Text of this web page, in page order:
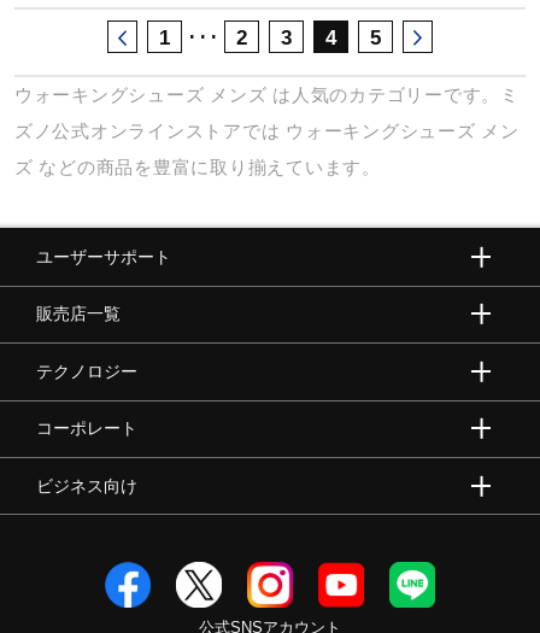
1 ･･･ 2 3 4 5
ウォーキングシューズ メンズ は人気のカテゴリーです。ミ
ズノ公式オンラインストアでは ウォーキングシューズ メン
ズ などの商品を豊富に取り揃えています。
ユーザーサポート
販売店一覧
テクノロジー
コーポレート
ビジネス向け
公式SNSアカウント